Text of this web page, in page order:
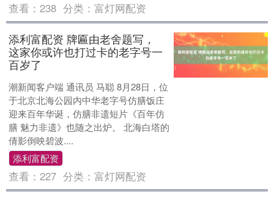
查看：238 分类：富灯网配资
添利富配资 牌匾由老舍题写，
这家你或许也打过卡的老字号一
百岁了
潮新闻客户端 通讯员 马聪 8月28日，位
于北京北海公园内中华老字号仿膳饭庄
迎来百年华诞，仿膳非遗短片《百年仿
膳 魅力非遗》也随之出炉。 北海白塔的
倩影倒映碧波....
添利富配资
查看：227 分类：富灯网配资